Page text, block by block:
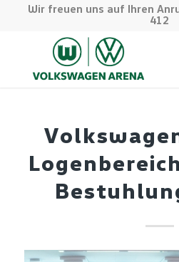
Wir freuen uns auf Ihren
412